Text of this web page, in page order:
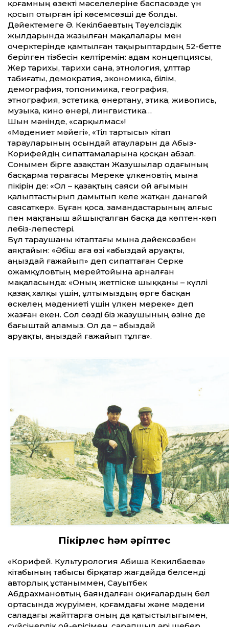
қоғамның өзекті мәселелеріне баспасөзде үн
қосып отырған ірі көсемсөзші де болды.
Дәйектемеге Ә. Кекілбаевтың Тәуелсіздік
жылдарында жазылған мақалалары мен
очерктерінде қамтылған тақырыптардың 52-бетте
берілген тізбесін келтіремін: адам концепциясы,
Жер тарихы, тарихи сана, этнология, ұлттар
табиғаты, демократия, экономика, білім,
демография, топонимика, география,
этнография, эстетика, өнертану, этика, живопись,
музыка, кино өнері, лингвистика…
Шын мәнінде, «сарқылмас»!
«Мәдениет мәйегі», «Тіл тартысы» кітап
тарауларының осындай атауларын да Абыз-
Корифейдің сипаттамаларына қосқан абзал.
Сонымен бірге Қазақстан Жазушылар одағының
басқарма төрағасы Мереке Құлкеновтің мына
пікірін де: «Ол – қазақтың саяси ой ағымын
қалыптастырып дамытып келе жатқан данагөй
саясаткер». Бұған қоса, замандастарының алғыс
пен мақтаныш айшықталған басқа да көптен-көп
лебіз-лепестері.
Бұл тараушаны кітаптағы мына дәйек­сөзбен
аяқтайын: «Әбіш аға өзі «абыздай аруақты,
аңыздай ғажайып» деп сипаттаған Серке
Қожамқұловтың ме­рейтойына арналған
мақаласында: «Оның жетпіске шыққаны – күллі
қа­зақ халқы үшін, ұлтымыздың өрге бас­қан
өскелең мәдениеті үшін үлкен ме­реке» деп
жазған екен. Сол сөзді біз жазушының өзіне де
бағыштай аламыз. Ол да – абыздай
аруа­қ­ты, аңыздай ғажайып тұлға».
Пікірлес һәм әріптес
«Корифей. Культурология Абиша Кекилбаева»
кітабының табысы бірқатар жағдайда белсенді
авторлық ұстаныммен, Сауытбек
Абдрахмановтың баяндалған оқиғалардың бел
ортасында жүруімен, қоғамдағы және мәдени
саладағы жайттарға оның да қатыстылығымен,